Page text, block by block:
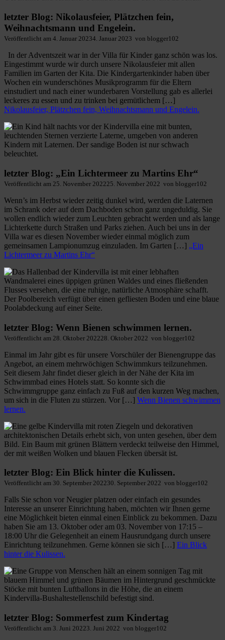
letzter Blog: Nikolausfeier, Plätzchen fein,
Weihnachtsmann und Engelein.
Veröffentlicht am 4. Januar 20234. Januar 2023 von blogger102
In der Adventszeit war in der Villa für Kinder ganz schön was los.
Eingestimmt wurde wir durch unsere Nikolausfeier mit allen
Familien im Garten der Kita. Die Kindergartenkinder haben über
Wochen ein wunderschönes Musikprogramm für die Eltern
einstudiert und nach einer wunderbaren Vorstellung gab es allerlei
leckeres zu essen und zu trinken bei gemütlichem […]
Nikolausfeier, Plätzchen fein, Weihnachtsmann und Engelein.
letzter Blog: „Ein Lichtermeer zu Martins Ehr“
Veröffentlicht am 25. November 202225. November 2022 von blogger102
Wenn’s im Herbst wieder zeitig dunkel wird, werden die Laternen
im Schrank oder auf dem Dachboden schon ganz ungeduldig. Sie
wollen endlich wieder zum Leuchten gebracht werden und als lange
Lichterkette durch Straßen und Parks ziehen. Auch bei uns in der
Villa war es diesen November wieder einmal möglich zum
gemeinsamen Lampionumzug einzuladen. Im Garten […] „Ein
Lichtermeer zu Martins Ehr“
letzter Blog: Wenn Bienen schwimmen lernen.
Veröffentlicht am 28. Oktober 202228. Oktober 2022 von blogger102
Einmal im Jahr gibt es für unsere Vorschüler der Bienengruppe das
Angebot, an einem mehrwöchigen Schwimmkurs teilzunehmen.
Seit diesem Jahr findet dieser gleich in der Nähe der Kita im
Schwimmbad eines Hotels statt. So konnte sich die
Schwimmgruppe ganz einfach zu Fuß auf den kurzen Weg machen,
um sich in die Fluten zu stürzen. Vor […] Wenn Bienen schwimmen
lernen.
letzter Blog: Ein Blick hinter die Kulissen.
Veröffentlicht am 30. September 202230. September 2022 von blogger102
Falls Sie schon vor Neugier platzen oder einfach ein gesundes
Interesse an unserer Einrichtung haben, möchten wir Ihnen gerne
eine Möglichkeit bieten einmal einen Einblick zu bekommen. Dazu
haben Sie am 13. Oktober oder am 03. November von 17:15 –
18:00 Uhr die Gelegenheit an einem Hausrundgang durch unsere
Einrichtung teilzunehmen. Gerne können sie sich […] Ein Blick
hinter die Kulissen.
letzter Blog: Sommerfest zum Kindertag
Veröffentlicht am 3. Juni 20223. Juni 2022 von blogger102